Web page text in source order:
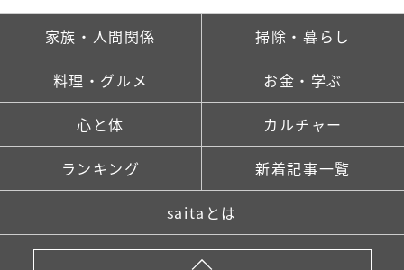
家族・人間関係 掃除・暮らし
料理・グルメ お金・学ぶ
心と体 カルチャー
ランキング 新着記事一覧
saitaとは